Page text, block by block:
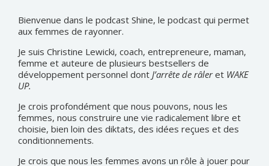
Bienvenue dans le podcast Shine, le podcast qui permet
aux femmes de rayonner.
Je suis Christine Lewicki, coach, entrepreneure, maman,
femme et auteure de plusieurs bestsellers de
développement personnel dont J’arrête de râleret WAKE
UP.
Je crois profondément que nous pouvons, nous les
femmes, nous construire une vie radicalement libre et
choisie, bien loin des diktats, des idées reçues et des
conditionnements.
Je crois que nous les femmes avons un rôle à jouer pour